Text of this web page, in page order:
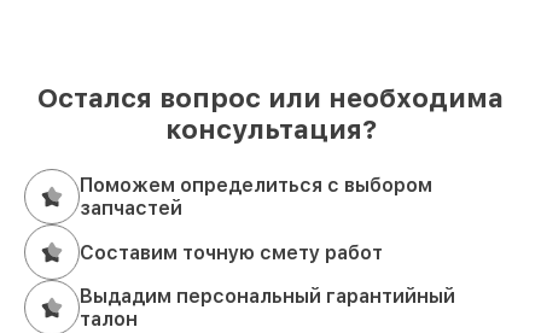
Остался вопрос или необходима
консультация?
Поможем определиться с выбором
запчастей
Составим точную смету работ
Выдадим персональный гарантийный
талон